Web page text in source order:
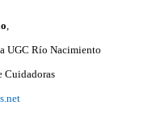
UGC Río Nacimiento
Cuidadoras